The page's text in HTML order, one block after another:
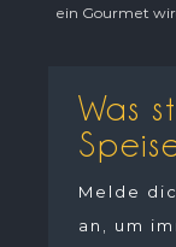
ein Gourmet
Was
Melde
an, um